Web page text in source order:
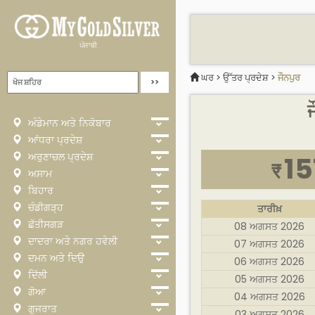
ਪੰਜਾਬੀ
ਅੰਡੇਮਾਨ ਅਤੇ ਨਿਕੋਬਾਰ
ਆਂਧਰਾ ਪ੍ਰਦੇਸ਼
ਅਰੁਣਾਚਲ ਪ੍ਰਦੇਸ਼
ਅਸਾਮ
ਬਿਹਾਰ
ਚੰਡੀਗੜ੍ਹ
ਛੱਤੀਸਗੜ
ਦਾਦਰਾ ਅਤੇ ਨਗਰ ਹਵੇਲੀ
ਦਮਨ ਅਤੇ ਦਿਉ
ਦਿੱਲੀ
ਗੋਆ
ਗੁਜਰਾਤ
ਘਰ > ਉੱਤਰ ਪ੍ਰਦੇਸ਼ > ਜੌਨਪੁਰ
₹
ਤਾਰੀਖ਼
08 ਅਗਸਤ 2026
07 ਅਗਸਤ 2026
06 ਅਗਸਤ 2026
05 ਅਗਸਤ 2026
04 ਅਗਸਤ 2026